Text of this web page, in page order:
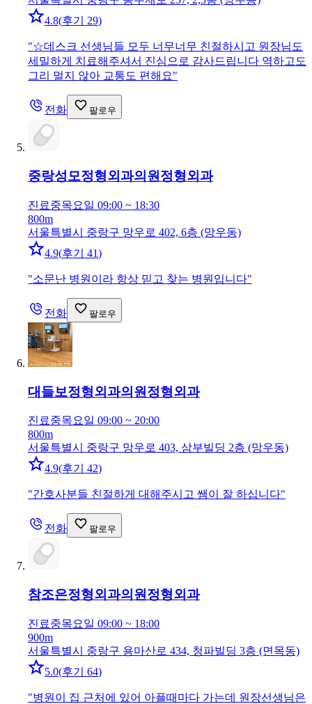
4.8(후기 29)
"☆데스크 선생님들 모두 너무너무 친절하시고 원장님도
세밀하게 치료해주셔서 진심으로 감사드립니다 역하고도
그리 멀지 않아 교통도 편해요"
전화 팔로우
중랑성모정형외과의원 정형외과
진료중목요일 09:00 ~ 18:30
800m
서울특별시 중랑구 망우로 402, 6층 (망우동)
4.9(후기 41)
"소문난 병원이라 항상 믿고 찾는 병원입니다"
전화 팔로우
대들보정형외과의원 정형외과
진료중목요일 09:00 ~ 20:00
800m
서울특별시 중랑구 망우로 403, 삼부빌딩 2층 (망우동)
4.9(후기 42)
"간호사분들 친절하게 대해주시고 쌤이 잘 하십니다"
전화 팔로우
참조은정형외과의원 정형외과
진료중목요일 09:00 ~ 18:00
900m
서울특별시 중랑구 용마산로 434, 청파빌딩 3층 (면목동)
5.0(후기 64)
"병원이 집 근처에 있어 아플때마다 가는데 원장선생님은